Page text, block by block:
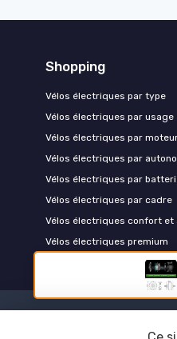
Shopping
Vélos électriques par type
Vélos électriques par usage
Vélos électriques par
Vélos électriques par
Vélos électriques par
Vélos électriques par cadre
Vélos électriques confort et
Vélos électriques premium